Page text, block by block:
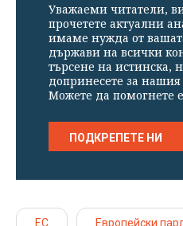
Уважаеми читатели,
прочетете актуални
имаме нужда от
държави на всички
търсене на истинска,
допринесете за
Можете да помогнете
ПОДКРЕПЕТЕ НИ
ЕС Европейски